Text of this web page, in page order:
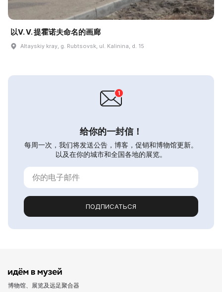
以V. V. 提霍诺夫命名的画廊
Altayskiy kray, g. Rubtsovsk, ul. Kalinina, d. 15
给你的一封信！
每周一次，我们将发送公告，博客，促销和博物馆更新。
以及在你的城市和全国各地的展览。
ПОДПИСАТЬСЯ
博物馆、展览及远足聚合器